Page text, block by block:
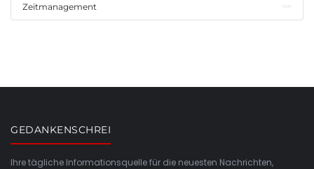
Zeitmanagement
GEDANKENSCHREI
Ihre tägliche Informationsquelle für die neuesten Nachrichten,